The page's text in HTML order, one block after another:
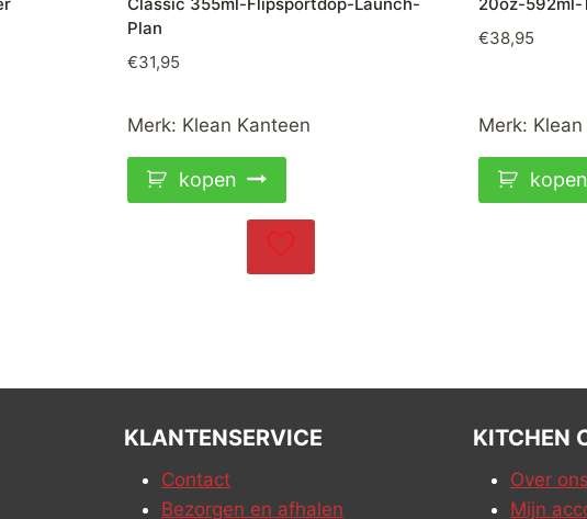
Classic 355ml-Flipsportdop-Launch-
Plan
€31,95
Merk: Klean Kanteen
kopen
20oz-592ml-
€38,95
Merk:
kopen
KLANTENSERVICE
Contact
Bezorgen en afhalen
KITCHEN
Over ons
Mijn